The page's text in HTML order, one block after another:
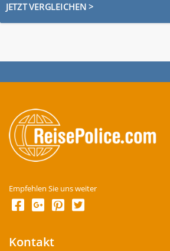
JETZT VERGLEICHEN >
Empfehlen Sie uns weiter
Kontakt